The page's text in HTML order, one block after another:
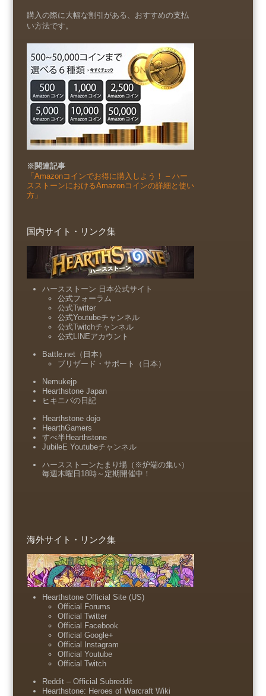
購入の際に大幅な割引がある、おすすめの支払
い方法です。
※関連記事
「Amazonコインでお得に購入しよう！ – ハー
スストーンにおけるAmazonコインの詳細と使い
方」
国内サイト・リンク集
ハースストーン 日本公式サイト
公式フォーラム
公式Twitter
公式Youtubeチャンネル
公式Twitchチャンネル
公式LINEアカウント
Battle.net（日本）
ブリザード・サポート（日本）
Nemukejp
Hearthstone Japan
ヒキニパの日記
Hearthstone dojo
HearthGamers
すべ半Hearthstone
JubileE Youtubeチャンネル
ハースストーンたまり場（※炉端の集い）
毎週木曜日18時～定期開催中！
海外サイト・リンク集
Hearthstone Official Site (US)
Official Forums
Official Twitter
Official Facebook
Official Google+
Official Instagram
Official Youtube
Official Twitch
Reddit – Official Subreddit
Hearthstone: Heroes of Warcraft Wiki